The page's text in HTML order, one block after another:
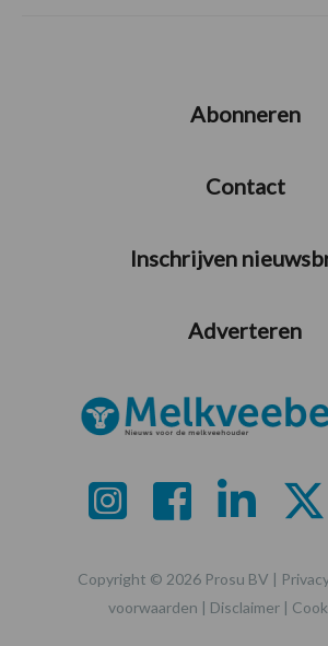
Abonneren
Contact
Inschrijven
Adverteren
Copyright © 2026 Prosu BV |
voorwaarden | Disclaimer |